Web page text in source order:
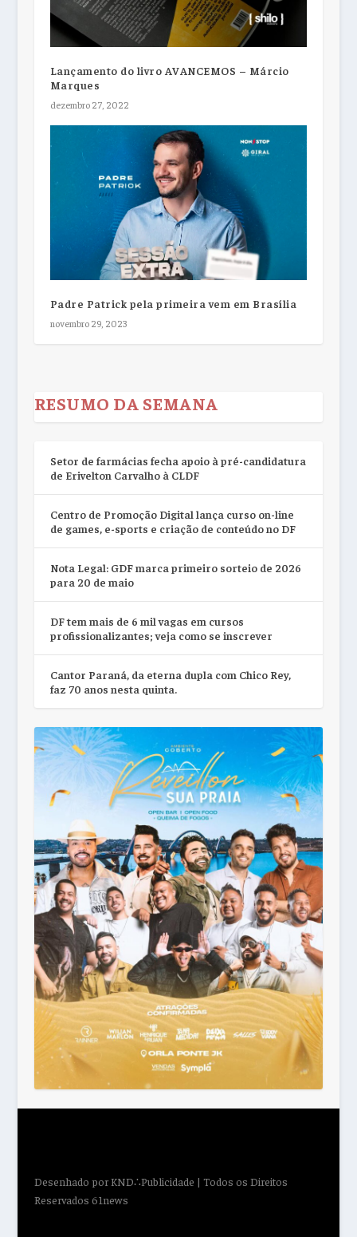
Lançamento do livro AVANCEMOS – Márcio
Marques
dezembro 27, 2022
Padre Patrick pela primeira vem em Brasília
novembro 29, 2023
RESUMO DA SEMANA
Setor de farmácias fecha apoio à pré-candidatura
de Erivelton Carvalho à CLDF
Centro de Promoção Digital lança curso on-line
de games, e-sports e criação de conteúdo no DF
Nota Legal: GDF marca primeiro sorteio de 2026
para 20 de maio
DF tem mais de 6 mil vagas em cursos
profissionalizantes; veja como se inscrever
Cantor Paraná, da eterna dupla com Chico Rey,
faz 70 anos nesta quinta.
Desenhado porKND∴Publicidade | Todos os Direitos
Reservados 61news